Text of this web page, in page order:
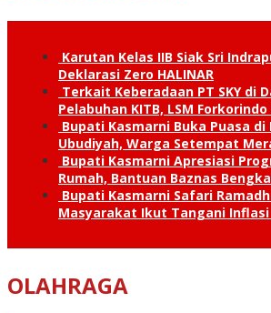
Karutan Kelas IIB Siak Sri
Deklarasi Zero HALINAR
Terkait Keberadaan PT SKY di
Pelabuhan KITB, LSM
Bupati Kasmarni Buka Puasa di
Ubudiyah, Warga Setempat
Bupati Kasmarni Apresiasi
Rumah, Bantuan Baznas
Bupati Kasmarni Safari
Masyarakat Ikut Tangani
OLAHRAGA